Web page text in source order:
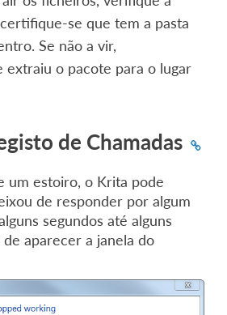
se que tem a pasta
Se não a vir,
extraiu o pacote para o lugar
de Chamadas
um estoiro, o Krita pode
de responder por algum
segundos até alguns
aparecer a janela do